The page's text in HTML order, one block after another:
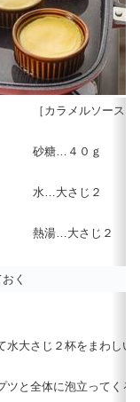
［カラメルソース］
砂糖…４０ｇ
水…大さじ２
熱湯…大さじ２
く
水大さじ２杯をまわしい
ツと全体に泡立ってくる